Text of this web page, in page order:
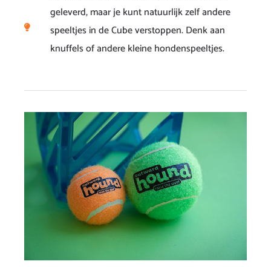
geleverd, maar je kunt natuurlijk zelf andere
speeltjes in de Cube verstoppen. Denk aan
knuffels of andere kleine hondenspeeltjes.